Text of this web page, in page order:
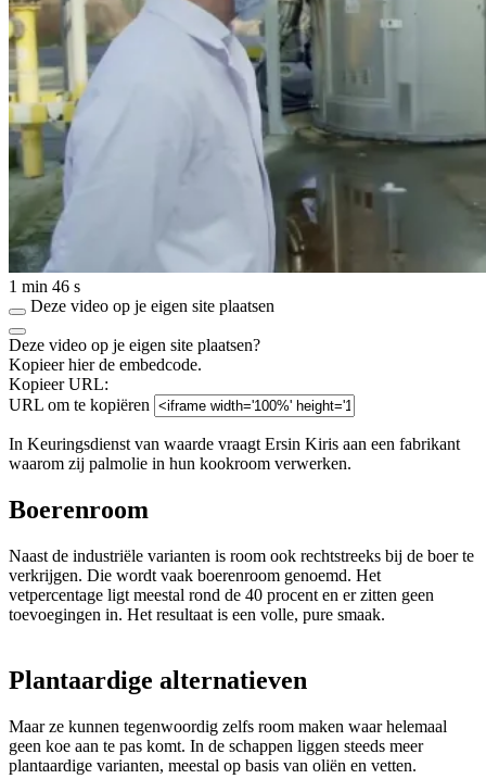
1 min 46 s
Deze video op je eigen site plaatsen
Deze video op je eigen site plaatsen?
Kopieer hier de embedcode.
Kopieer URL:
URL om te kopiëren
In Keuringsdienst van waarde vraagt Ersin Kiris aan een fabrikant
waarom zij palmolie in hun kookroom verwerken.
Boerenroom
Naast de industriële varianten is room ook rechtstreeks bij de boer te
verkrijgen. Die wordt vaak boerenroom genoemd. Het
vetpercentage ligt meestal rond de 40 procent en er zitten geen
toevoegingen in. Het resultaat is een volle, pure smaak.
Plantaardige alternatieven
Maar ze kunnen tegenwoordig zelfs room maken waar helemaal
geen koe aan te pas komt. In de schappen liggen steeds meer
plantaardige varianten, meestal op basis van oliën en vetten.